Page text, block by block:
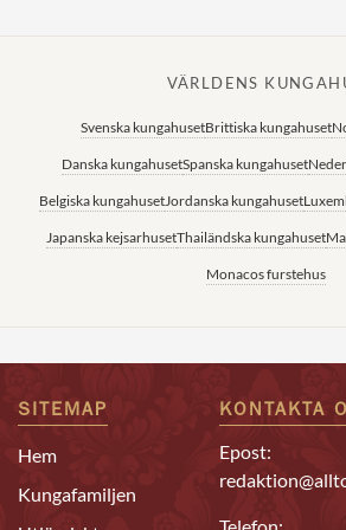
VÄRLDENS
Svenska kungahusetBrittiska kungahuset
Danska kungahusetSpanska kungahuset
Belgiska kungahusetJordanska kungahuset
Japanska kejsarhusetThailändska kungahuset
Monacos furstehus
SITEMAP
Hem
Kungafamiljen
KONTAKTA
Epost: